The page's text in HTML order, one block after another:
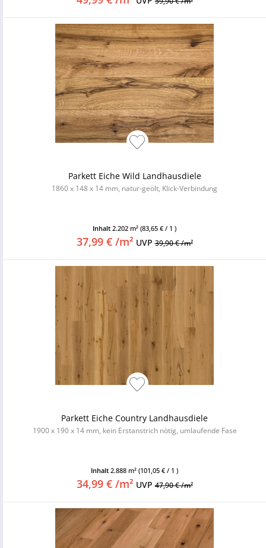
Parkett Eiche Wild Landhausdiele
1860 x 148 x 14 mm, natur-geölt, Klick-Verbindung
Inhalt 2.202 m² (83,65 € / 1 )
37,99 € /m² UVP39,90 € /m²
Parkett Eiche Country Landhausdiele
1900 x 190 x 14 mm, kein Erstanstrich nötig, umlaufende Fase
Inhalt 2.888 m² (101,05 € / 1 )
34,99 € /m² UVP47,90 € /m²